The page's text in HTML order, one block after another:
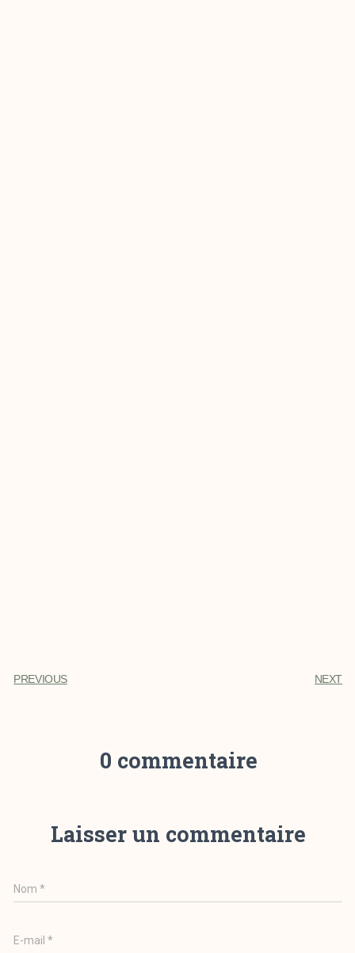
PREVIOUS NEXT
0 commentaire
Laisser un commentaire
Nom*
E-mail*